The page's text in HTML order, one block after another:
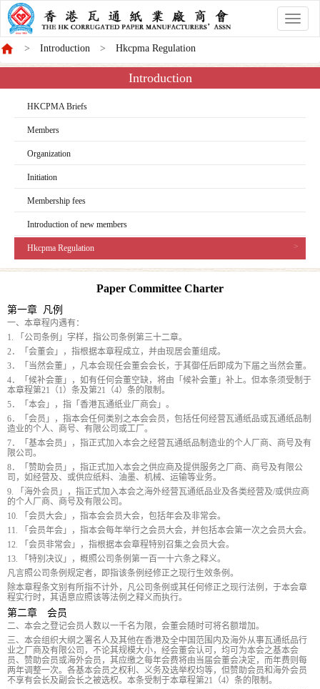
香
港
會
Introduction Hkcpma Regulation
Introduction
HKCPMA Briefs
Members
Organization
Initiation
Membership fees
Introduction of new members
Hkcpma Regulation
Paper Committee Charter
第一章 凡例
一、本章程内遇有：
1. 「公司条例」字样，指公司条例第三十二章。
2．「会董会」，指根据本章程成立，并由现居会董组成。
3．「当然会董」，凡本会现任会董会会长，于其御任后即成为下届之当然会董。
4．「候补会董」，如有任何会董空缺，将由「候补会董」补上。但本条须受制于
本章程第21（1）条及第21（4）条的限制。
5．「本会」，指「香港瓦通纸业厂商会」。
6．「会员」，指本会任何类别之本会会员，包括任何经营瓦通纸品或瓦通纸品制
造业的个人、商号、有限公司或工厂。
7．「基本会员」，指正式加入本会之经营瓦通纸品制造业的个人厂商、商号及有
限公司。
8．「赞助会员」，指正式加入本会之供应商及提供服务之厂商、商号及有限公
司，如经营及、或供应纸料、油墨、机械、运输等业务。
9. 「海外会员」，指正式加入本会之海外经营瓦通纸品业及各类经营及/或供应商
的个人厂商、商号及有限公司。
10. 「会员大会」，指本会会员大会，包括年会及非常会。
11. 「会员年会」，指本会每年举行之会员大会，并包括本会第一次之会员大会。
12. 「会员非常会」，指根据本会章程特别召集之会员大会。
13. 「特别决议」，概照公司条例第一百一十六条之释义。
凡言照公司条例规定者，即指该条例经修正之现行生效条例。
除本章程条文别有所指不计外，凡公司条例或其任何修正之现行法例，于本会章
程实行时，其语意应照该等法例之释义而执行。
第二章 会员
二、本会之登记会员人数以一千名为限，会董会随时可将名额增加。
三、本会组织大纲之署名人及其他在香港及全中国范围内及海外从事瓦通纸品行
业之厂商及有限公司，不论其规模大小，经会董会认可，均可为本会之基本会
员、赞助会员或海外会员，其应缴之每年会费将由当届会董会决定，而年费则每
两年调整一次。各基本会员之权利、义务及选举权均等，但赞助会员和海外会员
不享有会长及副会长之被选权。本条受制于本章程第21（4）条的限制。